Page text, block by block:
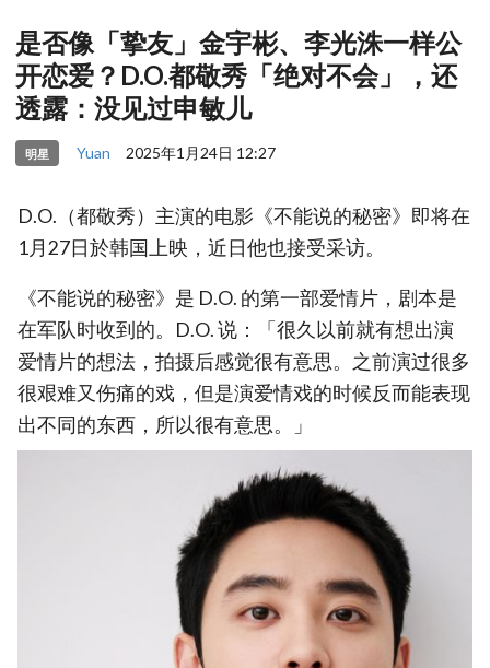
是否像「挚友」金宇彬、李光洙一样公
开恋爱？D.O.都敬秀「绝对不会」，还
透露：没见过申敏儿
明星 Yuan 2025年1月24日 12:27
D.O.（都敬秀）主演的电影《不能说的秘密》即将在
1月27日於韩国上映，近日他也接受采访。
《不能说的秘密》是 D.O. 的第一部爱情片，剧本是
在军队时收到的。D.O. 说：「很久以前就有想出演
爱情片的想法，拍摄后感觉很有意思。之前演过很多
很艰难又伤痛的戏，但是演爱情戏的时候反而能表现
出不同的东西，所以很有意思。」